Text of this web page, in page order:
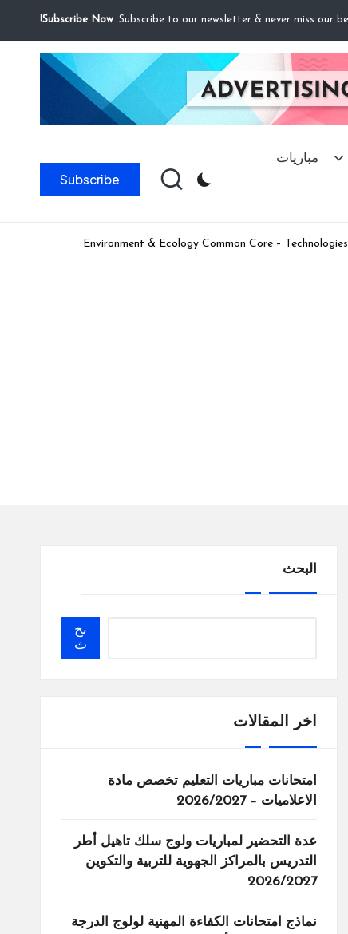
Subscribe Now!
مباريات
Subscribe
Environment & Ecology Common Core – Technologies
البحث
بح
ث
اخر المقالات
امتحانات مباريات التعليم تخصص مادة
الاعلاميات – 2026/2027
عدة التحضير لمباريات ولوج سلك تاهيل أطر
التدريس بالمراكز الجهوية للتربية والتكوين
2026/2027
نماذج امتحانات الكفاءة المهنية لولوج الدرجة